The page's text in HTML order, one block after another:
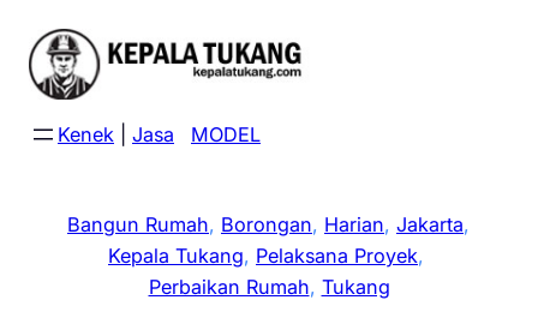
content
Kenek Jasa MODEL
Bangun Rumah, Borongan, Harian, Jakarta
Kepala Tukang, Pelaksana Proyek
Perbaikan Rumah, Tukang